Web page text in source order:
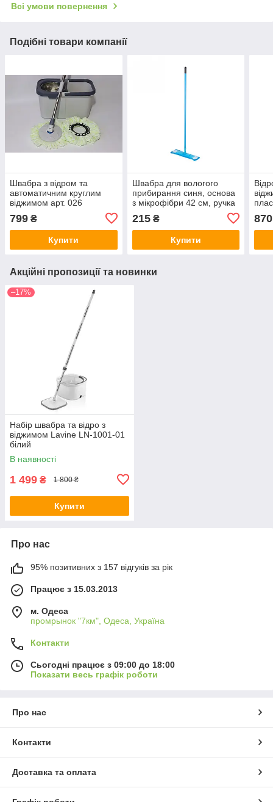
Всі умови повернення
Подібні товари компанії
Швабра з відром та
автоматичним круглим
віджимом арт. 026
799 ₴
Купити
Швабра для вологого
прибирання синя, основа
з мікрофібри 42 см, ручка
215₴
Купити
870
Акційні пропозиції та новинки
–17%
Набір швабра та відро з
віджимом Lavine LN-1001-01
білий
В наявності
1 499 ₴ 1 800 ₴
Купити
Про нас
95% позитивних з 157 відгуків за рік
Працює з 15.03.2013
м. Одеса
промрынок "7км", Одеса, Україна
Контакти
Сьогодні працює з 09:00 до 18:00
Показати весь графік роботи
Про нас
Контакти
Доставка та оплата